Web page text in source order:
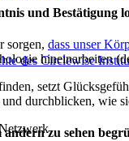
des Circlewise
und Bestätigung
sorgen, dass unser
hineinarbeiten
setzt
und durchblicken, wie
andern zu sehen